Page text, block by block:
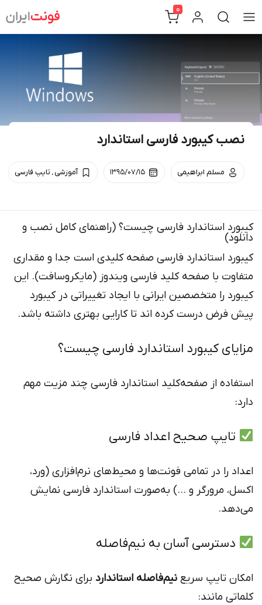
to
content
0
نصب کیبورد فارسی استاندارد
مسلم ابراهیمی ۱۳۹۵/۰۷/۱۵ آموزشی. تایپ فارسی
کیبورد استاندارد فارسی چیست؟ (راهنمای کامل نصب و
دانلود)
کیبورد استاندارد فارسی صفحه کلیدی است جدا و مقداری
متفاوت با صفحه کلید فارسی ویندوز (مایکروسافت). این
کیبورد را متخصصین ایرانی با ایجاد تغییراتی در کیبورد
پیش فرض درست کرده اند تا کارایی بهتری داشته باشد.
مزایای کیبورد استاندارد فارسی چیست؟
استفاده از صفحه‌کلید استاندارد فارسی چند مزیت مهم
دارد:
تایپ صحیح اعداد فارسی
اعداد را در تمامی فونت‌ها و محیط‌های نرم‌افزاری (ورد،
اکسل، مرورگر و …) به‌صورت استاندارد فارسی نمایش
می‌دهد.
دسترسی آسان به نیم‌فاصله
امکان تایپ سریع نیم‌فاصله استاندارد برای نگارش صحیح
کلماتی مانند: